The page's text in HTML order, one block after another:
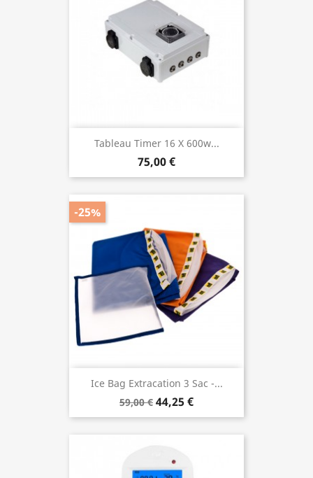
Tableau Timer 16 X 600w...
75,00 €
Ice Bag Extracation 3 Sac -...
59,00 € 44,25 €
-25%